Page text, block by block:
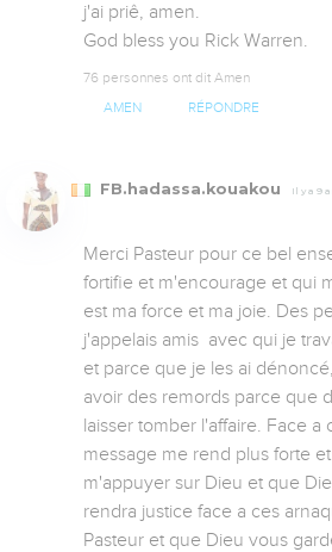
j'ai priê, amen.
God bless you Rick Warren.
76 personnes ont dit Amen
AMEN RÉPONDRE
FB.hadassa.kouakou Il y a 9
Merci Pasteur pour ce bel
fortifie et m'encourage et qui
est ma force et ma joie. Des
j'appelais amis  avec qui je
et parce que je les ai
avoir des remords parce que
laisser tomber l'affaire. Face a
message me rend plus forte
m'appuyer sur Dieu et que
rendra justice face a ces
Pasteur et que Dieu vous